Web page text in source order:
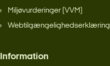
Miljøvurderinger (VVM)
Webtilgængelighedserklæring
Information